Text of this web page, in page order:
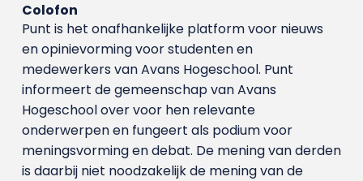
Colofon
Punt is het onafhankelijke platform voor nieuws
en opinievorming voor studenten en
medewerkers van Avans Hoge­school. Punt
informeert de gemeenschap van Avans
Hogeschool over voor hen relevante
onderwerpen en fungeert als podium voor
meningsvorming en debat. De mening van derden
is daarbij niet noodzakelijk de mening van de